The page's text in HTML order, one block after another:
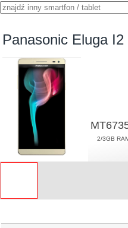
Panasonic Eluga I2
2/3GB